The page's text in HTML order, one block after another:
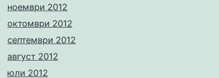
ноември 2012
октомври 2012
септември 2012
август 2012
юли 2012